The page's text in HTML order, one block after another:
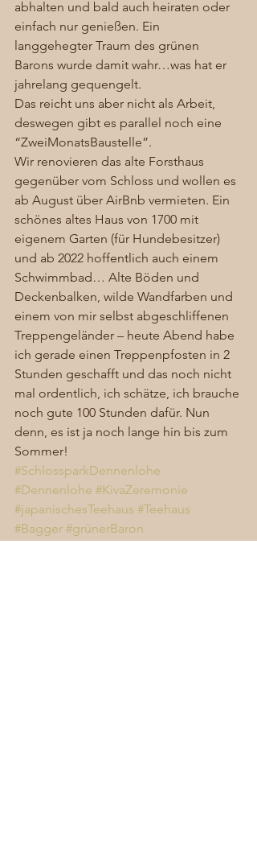
abhalten und bald auch heiraten oder
einfach nur genießen. Ein
langgehegter Traum des grünen
Barons wurde damit wahr…was hat er
jahrelang gequengelt.
Das reicht uns aber nicht als Arbeit,
deswegen gibt es parallel noch eine
“ZweiMonatsBaustelle”.
Wir renovieren das alte Forsthaus
gegenüber vom Schloss und wollen es
ab August über AirBnb vermieten. Ein
schönes altes Haus von 1700 mit
eigenem Garten (für Hundebesitzer)
und ab 2022 hoffentlich auch einem
Schwimmbad… Alte Böden und
Deckenbalken, wilde Wandfarben und
einem von mir selbst abgeschliffenen
Treppengeländer – heute Abend habe
ich gerade einen Treppenpfosten in 2
Stunden geschafft und das noch nicht
mal ordentlich, ich schätze, ich brauche
noch gute 100 Stunden dafür. Nun
denn, es ist ja noch lange hin bis zum
Sommer!
#SchlossparkDennenlohe
#Dennenlohe #KivaZeremonie
#japanischesTeehaus #Teehaus
#Bagger #grünerBaron